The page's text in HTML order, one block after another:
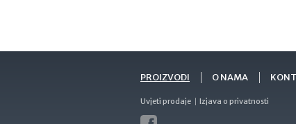
PROIZVODI O NAMA
Uvjeti prodaje Izjava o privatnosti